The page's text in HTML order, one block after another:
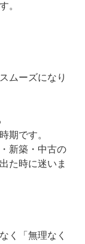
。
ムーズになり
期です。
新築・中古の
た時に迷いま
く「無理なく